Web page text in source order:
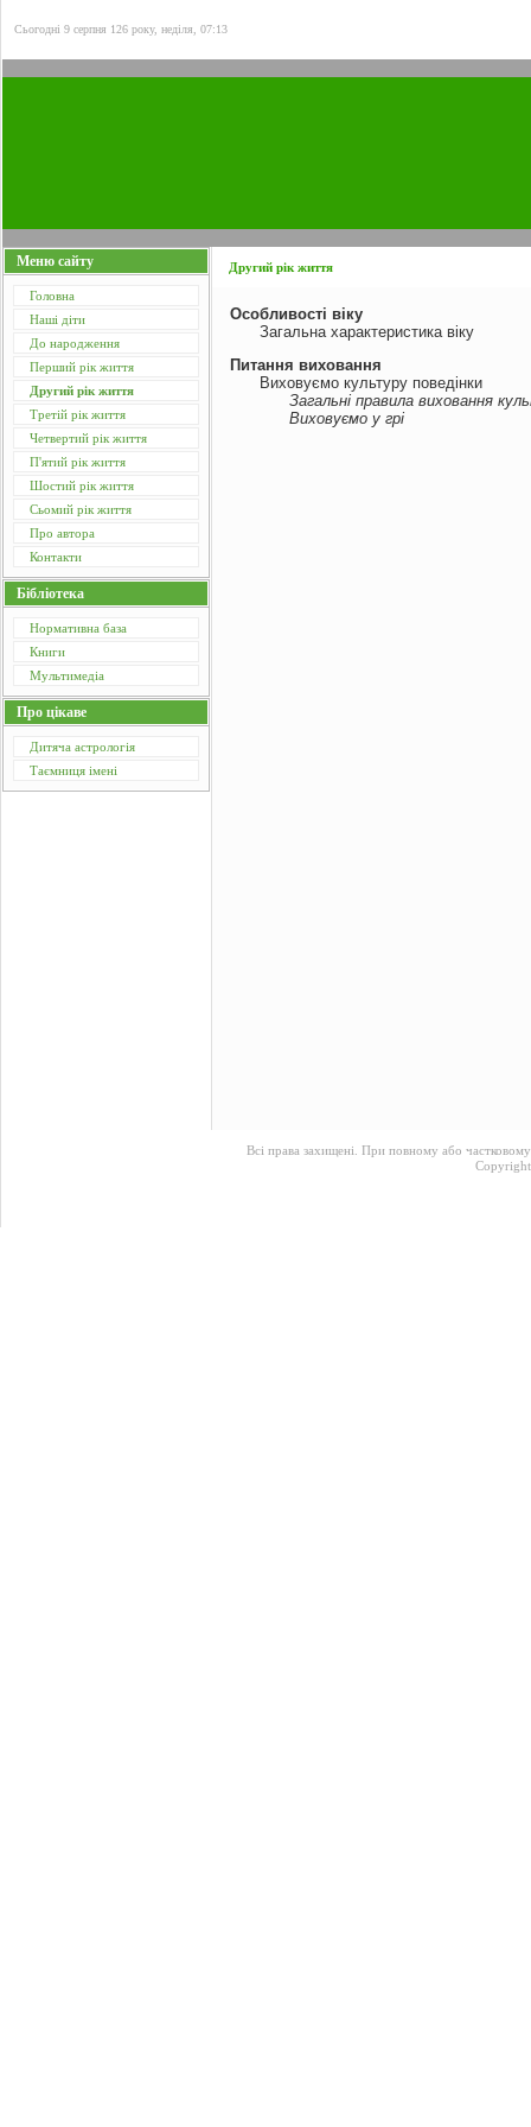
Сьогодні 9 серпня 126 року, неділя, 07:13
Меню сайту
Головна
Наші діти
До народження
Перший рік життя
Другий рік життя
Третій рік життя
Четвертий рік життя
П'ятий рік життя
Шостий рік життя
Сьомий рік життя
Про автора
Контакти
Бібліотека
Нормативна база
Книги
Мультимедіа
Про цікаве
Дитяча астрологія
Таємниця імені
Другий рік життя
Особливості віку
Загальна характеристика віку
Питання виховання
Виховуємо культуру поведінки
Загальні правила виховання
Виховуємо у грі
Всі права захищені. При повному або